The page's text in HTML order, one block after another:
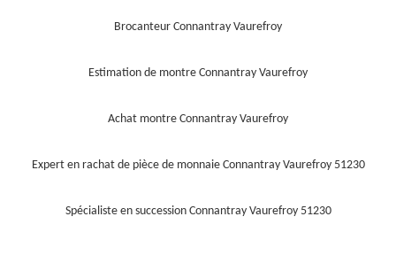
Brocanteur Connantray Vaurefroy
Estimation de montre Connantray Vaurefroy
Achat montre Connantray Vaurefroy
Expert en rachat de pièce de monnaie Connantray Vaurefroy 51230
Spécialiste en succession Connantray Vaurefroy 51230